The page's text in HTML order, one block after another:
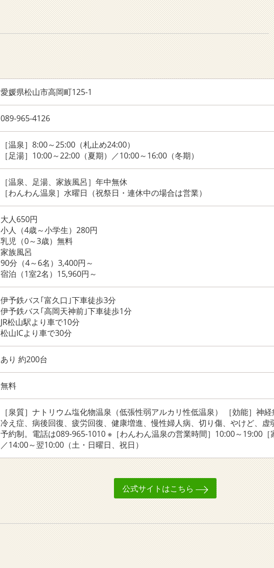
愛媛県松山市高岡町125-1
089-965-4126
［温泉］8:00～25:00（札止め24:00）
［足湯］10:00～22:00（夏期）／10:00～16:00（冬期）
［温泉、足湯、家族風呂］年中無休
［わんわん温泉］水曜日（祝祭日・連休中の場合は営業）
大人650円
小人（4歳～小学生）280円
乳児（0～3歳）無料
家族風呂
90分（4～6名）3,400円～
宿泊（1室2名）15,960円～
伊予鉄バス｢富久口｣下車徒歩3分
伊予鉄バス｢高岡天神前｣下車徒歩1分
JR松山駅より車で10分
松山ICより車で30分
あり 約200台
無料
［泉質］ナトリウム塩化物温泉（低張性弱アルカリ性低温泉） ［効能］神
冷え症、病後回復、疲労回復、健康増進、慢性婦人病、切り傷、やけど、
予約制。電話は089-965-1010 ※［わんわん温泉の営業時間］10:00～19:00［
／14:00～翌10:00（土・日曜日、祝日）
公式サイトはこちら